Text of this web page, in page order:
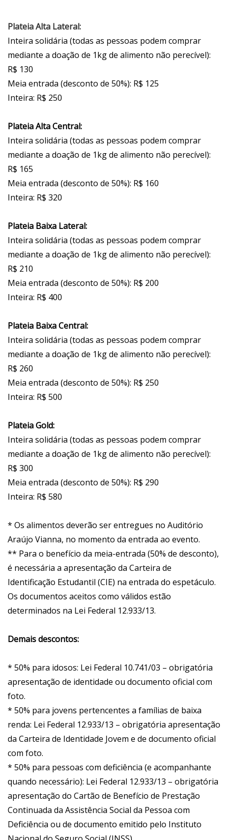
Plateia Alta Lateral:
Inteira solidária (todas as pessoas podem comprar
mediante a doação de 1kg de alimento não perecível):
R$ 130
Meia entrada (desconto de 50%): R$ 125
Inteira: R$ 250
Plateia Alta Central:
Inteira solidária (todas as pessoas podem comprar
mediante a doação de 1kg de alimento não perecível):
R$ 165
Meia entrada (desconto de 50%): R$ 160
Inteira: R$ 320
Plateia Baixa Lateral:
Inteira solidária (todas as pessoas podem comprar
mediante a doação de 1kg de alimento não perecível):
R$ 210
Meia entrada (desconto de 50%): R$ 200
Inteira: R$ 400
Plateia Baixa Central:
Inteira solidária (todas as pessoas podem comprar
mediante a doação de 1kg de alimento não perecível):
R$ 260
Meia entrada (desconto de 50%): R$ 250
Inteira: R$ 500
Plateia Gold:
Inteira solidária (todas as pessoas podem comprar
mediante a doação de 1kg de alimento não perecível):
R$ 300
Meia entrada (desconto de 50%): R$ 290
Inteira: R$ 580
* Os alimentos deverão ser entregues no Auditório
Araújo Vianna, no momento da entrada ao evento.
** Para o benefício da meia-entrada (50% de desconto),
é necessária a apresentação da Carteira de
Identificação Estudantil (CIE) na entrada do espetáculo.
Os documentos aceitos como válidos estão
determinados na Lei Federal 12.933/13.
Demais descontos:
* 50% para idosos: Lei Federal 10.741/03 – obrigatória
apresentação de identidade ou documento oficial com
foto.
* 50% para jovens pertencentes a famílias de baixa
renda: Lei Federal 12.933/13 – obrigatória apresentação
da Carteira de Identidade Jovem e de documento oficial
com foto.
* 50% para pessoas com deficiência (e acompanhante
quando necessário): Lei Federal 12.933/13 – obrigatória
apresentação do Cartão de Benefício de Prestação
Continuada da Assistência Social da Pessoa com
Deficiência ou de documento emitido pelo Instituto